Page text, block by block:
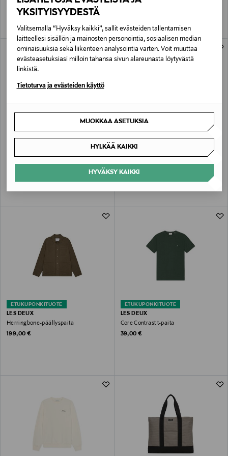
YKSITYISYYDESTÄ
Valitsemalla “Hyväksy kaikki”, sallit evästeiden tallentamisen
laitteellesi sisällön ja mainosten personointia, sosiaalisen median
ominaisuuksia sekä liikenteen analysointia varten. Voit muuttaa
evästeasetuksiasi milloin tahansa sivun alareunasta löytyvästä
linkistä.
Tietoturva ja evästeiden käyttö
MUOKKAA ASETUKSIA
HYLKÄÄ KAIKKI
HYVÄKSY KAIKKI
Discounted Price
69,00 € Original Price
115,00 €
LES DEUX
Discounted Price
47,20 € Original Price
119,90 €
ETUKUPONKITUOTE
LES DEUX
Herringbone-päällyspaita
Original Price
199,00 €
ETUKUPONKITUOTE
LES DEUX
Core Contrast t-paita
Original Price
39,00 €